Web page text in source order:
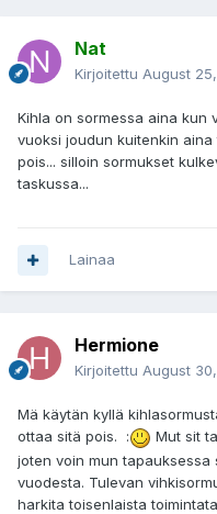
Nat
Kirjoitettu August
Kihla on sormessa aina kun
vuoksi joudun kuitenkin
pois... silloin sormukset
taskussa...
Lainaa
Hermione
Kirjoitettu August
Mä käytän kyllä
ottaa sitä pois. :
Mut sit
joten voin mun
vuodesta. Tulevan
harkita toisenlaista